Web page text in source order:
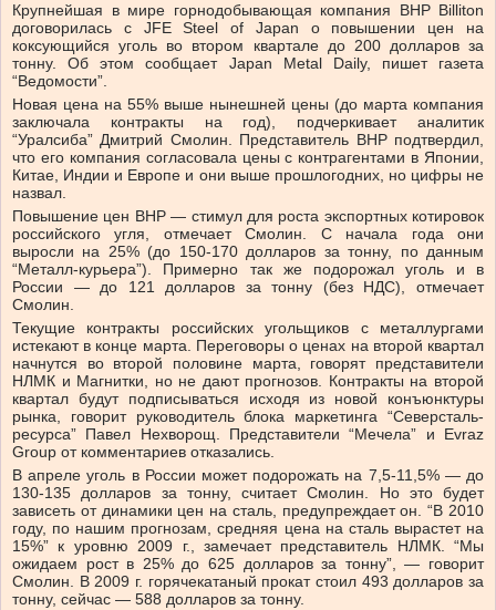
Крупнейшая в мире горнодобывающая компания BHP Billiton
договорилась с JFE Steel of Japan о повышении цен на
коксующийся уголь во втором квартале до 200 долларов за
тонну. Об этом сообщает Japan Metal Daily, пишет газета
“Ведомости”.
Новая цена на 55% выше нынешней цены (до марта компания
заключала контракты на год), подчеркивает аналитик
“Уралсиба” Дмитрий Смолин. Представитель BHP подтвердил,
что его компания согласовала цены с контрагентами в Японии,
Китае, Индии и Европе и они выше прошлогодних, но цифры не
назвал.
Повышение цен BHP — стимул для роста экспортных котировок
российского угля, отмечает Смолин. С начала года они
выросли на 25% (до 150-170 долларов за тонну, по данным
“Металл-курьера”). Примерно так же подорожал уголь и в
России — до 121 долларов за тонну (без НДС), отмечает
Смолин.
Текущие контракты российских угольщиков с металлургами
истекают в конце марта. Переговоры о ценах на второй квартал
начнутся во второй половине марта, говорят представители
НЛМК и Магнитки, но не дают прогнозов. Контракты на второй
квартал будут подписываться исходя из новой конъюнктуры
рынка, говорит руководитель блока маркетинга “Северсталь-
ресурса” Павел Нехворощ. Представители “Мечела” и Evraz
Group от комментариев отказались.
В апреле уголь в России может подорожать на 7,5-11,5% — до
130-135 долларов за тонну, считает Смолин. Но это будет
зависеть от динамики цен на сталь, предупреждает он. “В 2010
году, по нашим прогнозам, средняя цена на сталь вырастет на
15%” к уровню 2009 г., замечает представитель НЛМК. “Мы
ожидаем рост в 25% до 625 долларов за тонну”, — говорит
Смолин. В 2009 г. горячекатаный прокат стоил 493 долларов за
тонну, сейчас — 588 долларов за тонну.